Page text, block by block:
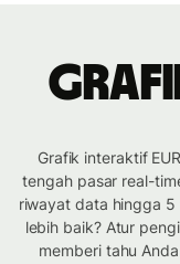
Grafik interaktif
tengah pasar real-
riwayat data hingga 5
lebih baik? Atur
memberi tahu